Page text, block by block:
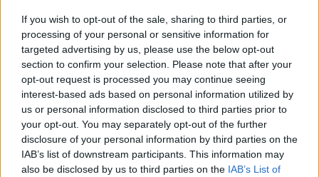
If you wish to opt-out of the sale, sharing to third parties, or
processing of your personal or sensitive information for
targeted advertising by us, please use the below opt-out
section to confirm your selection. Please note that after your
opt-out request is processed you may continue seeing
interest-based ads based on personal information utilized by
us or personal information disclosed to third parties prior to
your opt-out. You may separately opt-out of the further
disclosure of your personal information by third parties on the
IAB’s list of downstream participants. This information may
also be disclosed by us to third parties on the IAB’s List of